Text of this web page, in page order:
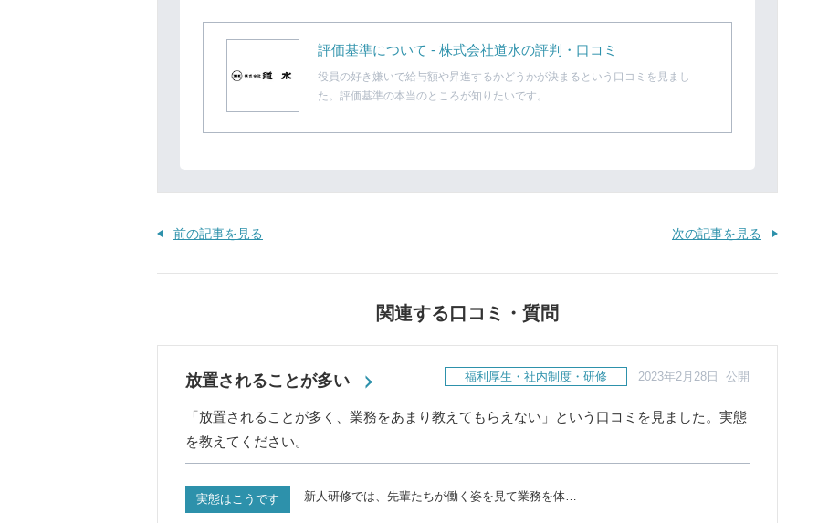
評価基準について - 株式会社道水の評判・口コミ
役員の好き嫌いで給与額や昇進するかどうかが決まるという口コミを見まし
た。評価基準の本当のところが知りたいです。
前の記事を見る 次の記事を見る
関連する口コミ・質問
放置されることが多い 福利厚生・社内制度・研修 2023年2月28日 公開
「放置されることが多く、業務をあまり教えてもらえない」という口コミを見ました。実態
を教えてください。
実態はこうです 新人研修では、先輩たちが働く姿を見て業務を体…